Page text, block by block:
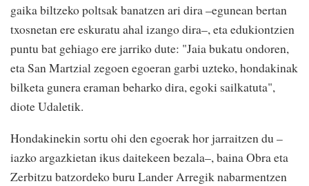
gaika biltzeko poltsak banatzen ari dira –egunean bertan
txosnetan ere eskuratu ahal izango dira–, eta edukiontzien
puntu bat gehiago ere jarriko dute: "Jaia bukatu ondoren,
eta San Martzial zegoen egoeran garbi uzteko, hondakinak
bilketa gunera eraman beharko dira, egoki sailkatuta",
diote Udaletik.
Hondakinekin sortu ohi den egoerak hor jarraitzen du –
iazko argazkietan ikus daitekeen bezala–, baina Obra eta
Zerbitzu batzordeko buru Lander Arregik nabarmentzen